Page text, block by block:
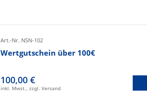
Art.-Nr. NSN-102
Wertgutschein über 100€
100,00 €
inkl. Mwst., zzgl. Versand